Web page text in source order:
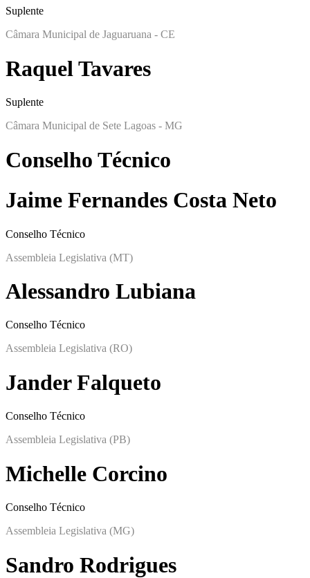
Suplente
Câmara Municipal de Jaguaruana - CE
Raquel Tavares
Suplente
Câmara Municipal de Sete Lagoas - MG
Conselho Técnico
Jaime Fernandes Costa Neto
Conselho Técnico
Assembleia Legislativa (MT)
Alessandro Lubiana
Conselho Técnico
Assembleia Legislativa (RO)
Jander Falqueto
Conselho Técnico
Assembleia Legislativa (PB)
Michelle Corcino
Conselho Técnico
Assembleia Legislativa (MG)
Sandro Rodrigues